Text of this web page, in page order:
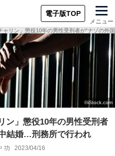
電子版TOP
メニュー
ャリン」懲役10年の男性受刑者が“ナゾの
ン」懲役10年の男性受刑者
結婚…刑務所で行われ
功 2023/04/16